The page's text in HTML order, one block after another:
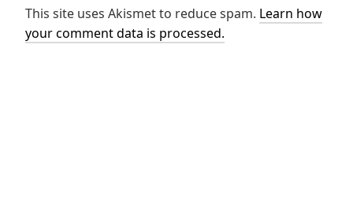
This site uses Akismet to reduce spam. Learn how
your comment data is processed.